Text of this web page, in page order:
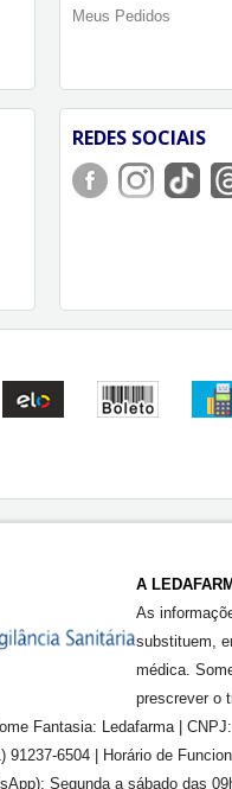
Meus Pedidos
REDES SOCIAIS
A
As
substituem,
médica.
prescrever o
Fantasia: Ledafarma |
91237-6504 | Horário de
Segunda a sábado das